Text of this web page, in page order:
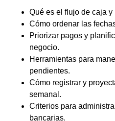
Qué es el flujo de caja y
Cómo ordenar las
Priorizar pagos y
negocio.
Herramientas para
pendientes.
Cómo registrar y
semanal.
Criterios para
bancarias.